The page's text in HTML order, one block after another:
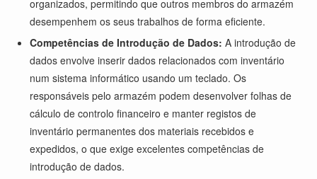
organizados, permitindo que outros membros do armazém
desempenhem os seus trabalhos de forma eficiente.
Competências de Introdução de Dados: A introdução de
dados envolve inserir dados relacionados com inventário
num sistema informático usando um teclado. Os
responsáveis pelo armazém podem desenvolver folhas de
cálculo de controlo financeiro e manter registos de
inventário permanentes dos materiais recebidos e
expedidos, o que exige excelentes competências de
introdução de dados.